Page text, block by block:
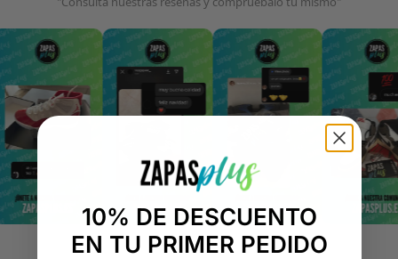
10% DE DESCUENTO
EN TU PRIMER PEDIDO